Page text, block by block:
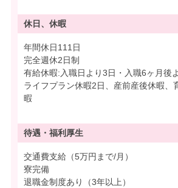
休日、休暇
年間休日111日
完全週休2日制
有給休暇:入職日より3日・入職6ヶ月後
ライフプラン休暇2日、産前産後休暇、
暇
待遇・ 福利厚生
交通費支給（5万円まで/月）
寮完備
退職金制度あり（3年以上）